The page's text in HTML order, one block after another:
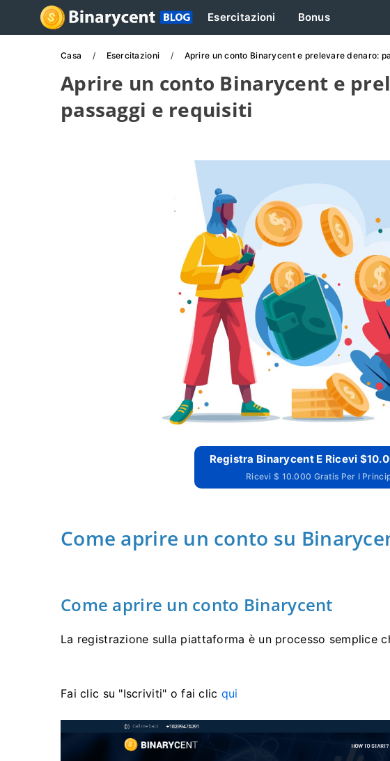
Esercitazioni Bonus
Casa Esercitazioni Aprire un conto Binarycent e prelevare denaro:
Aprire un conto Binarycent e
passaggi e requisiti
Registra Binarycent E Ricevi
Ricevi $ 10.000 Gratis Per I
Come aprire un conto su
Come aprire un conto Binarycent
La registrazione sulla piattaforma è un processo semplice
Fai clic su "Iscriviti" o fai clic qui